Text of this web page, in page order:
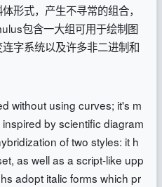
形式，产生不寻常的组合，
包含一大组可用于绘制图
字系统以及许多非二进制和
without using curves; it's m
by scientific diagram
of two styles: it h
as well as a script-like upp
adopt italic forms which pr